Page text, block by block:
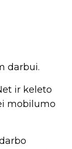
darbui.
ir keleto
mobilumo